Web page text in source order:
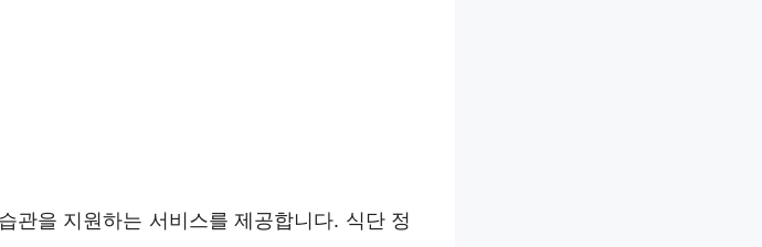
관을 지원하는 서비스를 제공합니다. 식단 정